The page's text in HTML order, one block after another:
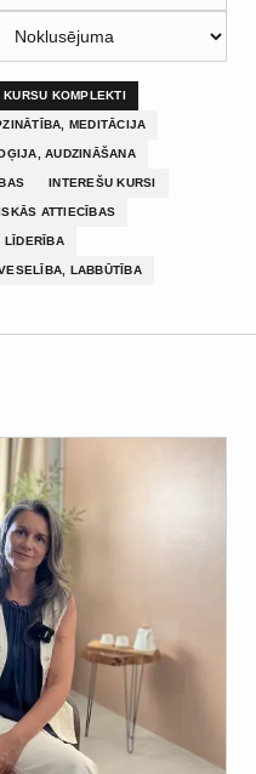
KURSU KOMPLEKTI
MEDITĀCIJA
AUDZINĀŠANA
INTEREŠU KURSI
ATTIECĪBAS
LĪDERĪBA
LABBŪTĪBA